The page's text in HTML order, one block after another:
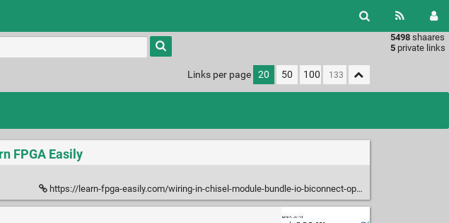
5498 shaares
5 private links
Type 1 or
more
characters
results.
Links per page 20 50 100
FPGA Easily
https://learn-fpga-easily.com/wiring-in-chisel-module-bundle-io-biconnect-operator-tutorial/